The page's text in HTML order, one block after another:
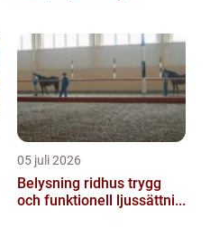
05 juli 2026
Belysning ridhus trygg
och funktionell ljussättni...